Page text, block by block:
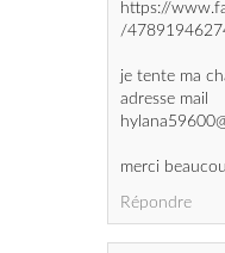
adresse mail
merci
Répondre
Coucou,
Je joue pour